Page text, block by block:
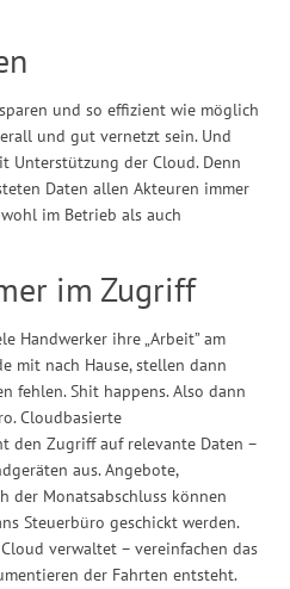
und so effizient wie möglich
und gut vernetzt sein. Und
Unterstützung der Cloud. Denn
Daten allen Akteuren immer
im Betrieb als auch
im Zugriff
Handwerker ihre „Arbeit” am
mit nach Hause, stellen dann
fehlen. Shit happens. Also dann
Cloudbasierte
den Zugriff auf relevante Daten –
aus. Angebote,
der Monatsabschluss können
Steuerbüro geschickt werden.
verwaltet – vereinfachen das
der Fahrten entsteht.